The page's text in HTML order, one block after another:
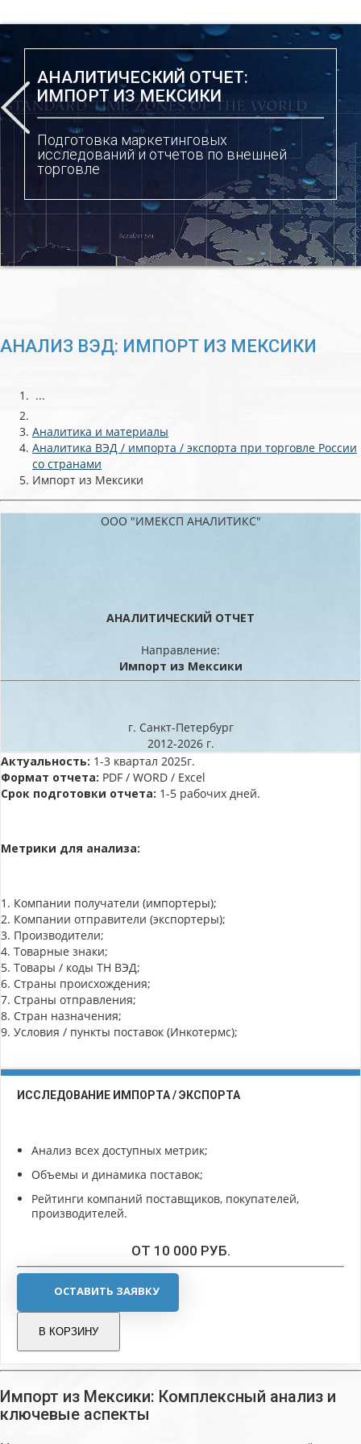
АНАЛИТИЧЕСКИЙ ОТЧЕТ:
ИМПОРТ ИЗ МЕКСИКИ
Подготовка маркетинговых
исследований и отчетов по внешней
торговле
АНАЛИЗ ВЭД: ИМПОРТ ИЗ МЕКСИКИ
...
Аналитика и материалы
Аналитика ВЭД / импорта / экспорта при торговле России
со странами
Импорт из Мексики
ООО "ИМЕКСП АНАЛИТИКС"
АНАЛИТИЧЕСКИЙ ОТЧЕТ
Направление:
Импорт из Мексики
г. Санкт-Петербург
2012-2026 г.
Актуальность: 1-3 квартал 2025г.
Формат отчета: PDF / WORD / Excel
Срок подготовки отчета: 1-5 рабочих дней.
Метрики для анализа:
1. Компании получатели (импортеры);
2. Компании отправители (экспортеры);
3. Производители;
4. Товарные знаки;
5. Товары / коды ТН ВЭД;
6. Страны происхождения;
7. Страны отправления;
8. Стран назначения;
9. Условия / пункты поставок (Инкотермс);
ИССЛЕДОВАНИЕ ИМПОРТА / ЭКСПОРТА
Анализ всех доступных метрик;
Объемы и динамика поставок;
Рейтинги компаний поставщиков, покупателей,
производителей.
ОТ 10 000 РУБ.
ОСТАВИТЬ ЗАЯВКУ
В КОРЗИНУ
Импорт из Мексики: Комплексный анализ и
ключевые аспекты